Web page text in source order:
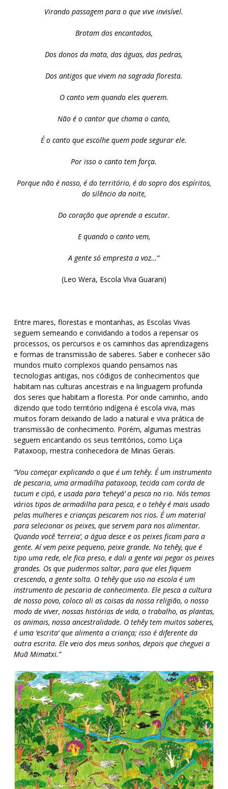
Virando passagem para o que vive invisível.
Brotam dos encantados,
Dos donos da mata, das águas, das pedras,
Dos antigos que vivem na sagrada floresta.
O canto vem quando eles querem.
Não é o cantor que chama o canto,
É o canto que escolhe quem pode segurar ele.
Por isso o canto tem força.
Porque não é nosso, é do território, é do sopro dos espíritos,
do silêncio da noite,
Do coração que aprende a escutar.
E quando o canto vem,
A gente só empresta a voz…”
(Leo Wera, Escola Viva Guarani)
Entre mares, florestas e montanhas, as Escolas Vivas
seguem semeando e convidando a todos a repensar os
processos, os percursos e os caminhos das aprendizagens
e formas de transmissão de saberes. Saber e conhecer são
mundos muito complexos quando pensamos nas
tecnologias antigas, nos códigos de conhecimentos que
habitam nas culturas ancestrais e na linguagem profunda
dos seres que habitam a floresta. Por onde caminho, ando
dizendo que todo território indígena é escola viva, mas
muitos foram deixando de lado a natural e viva prática de
transmissão de conhecimento. Porém, algumas mestras
seguem encantando os seus territórios, como Liça
Pataxoop, mestra conhecedora de Minas Gerais.
“Vou começar explicando o que é um tehêy. É um instrumento
de pescaria, uma armadilha pataxoop, tecida com corda de
tucum e cipó, e usada para ‘teheyá’ a pesca no rio. Nós temos
vários tipos de armadilha para pesca, e o tehêy é mais usado
pelas mulheres e crianças pescarem nos rios. É um material
para selecionar os peixes, que servem para nos alimentar.
Quando você ‘terreia’, a água desce e os peixes ficam para a
gente. Aí vem peixe pequeno, peixe grande. No tehêy, que é
tipo uma rede, ele fica preso, e dali a gente vai pegar os peixes
grandes. Os que pudermos soltar, para que eles fiquem
crescendo, a gente solta. O tehêy que uso na escola é um
instrumento de pescaria de conhecimento. Ele pesca a cultura
de nosso povo, coloco ali as coisas da nossa religião, o nosso
modo de viver, nossas histórias de vida, o trabalho, as plantas,
os animais, nossa ancestralidade. O tehêy tem muitos saberes,
é uma ‘escrita’ que alimenta a criança; isso é diferente da
outra escrita. Ele veio dos meus sonhos, depois que cheguei a
Muã Mimatxi.”